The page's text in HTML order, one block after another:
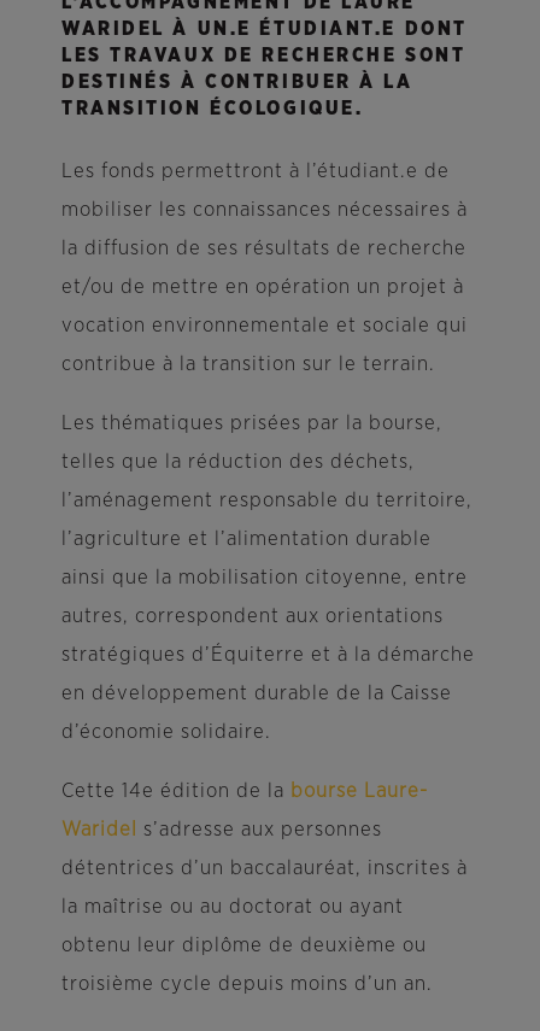
WARIDEL À UN.E ÉTUDIANT.E DONT
LES TRAVAUX DE RECHERCHE SONT
DESTINÉS À CONTRIBUER À LA
TRANSITION ÉCOLOGIQUE.
Les fonds permettront à l’étudiant.e de
mobiliser les connaissances nécessaires à
la diffusion de ses résultats de recherche
et/ou de mettre en opération un projet à
vocation environnementale et sociale qui
contribue à la transition sur le terrain.
Les thématiques prisées par la bourse,
telles que la réduction des déchets,
l’aménagement responsable du territoire,
l’agriculture et l’alimentation durable
ainsi que la mobilisation citoyenne, entre
autres, correspondent aux orientations
stratégiques d’Équiterre et à la démarche
en développement durable de la Caisse
d’économie solidaire.
Cette 14e édition de la bourse Laure-
Waridel
s’adresse aux personnes
détentrices d’un baccalauréat, inscrites à
la maîtrise ou au doctorat ou ayant
obtenu leur diplôme de deuxième ou
troisième cycle depuis moins d’un an.